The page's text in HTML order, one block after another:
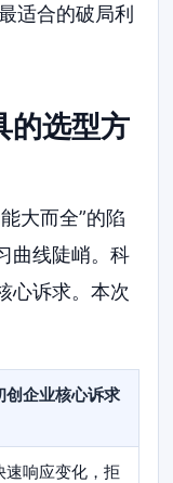
适合的破局利
的选型方
大而全”的陷
曲线陡峭。科
心诉求。本次
创企业核心诉求
速响应变化，拒